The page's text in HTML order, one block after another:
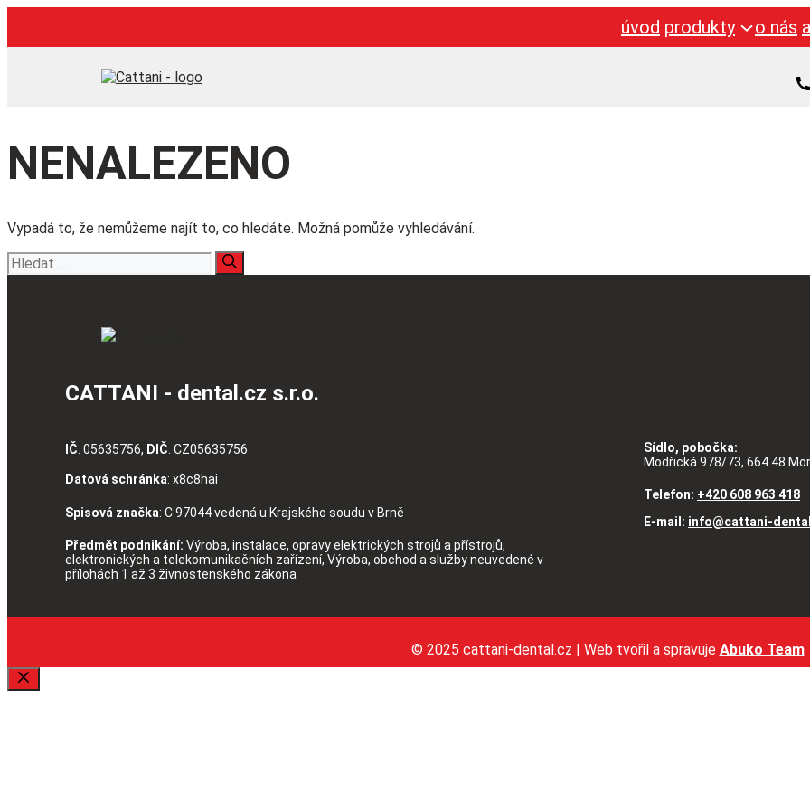
obsah
úvod produkty o nás
NENALEZENO
Vypadá to, že nemůžeme najít to, co hledáte. Možná pomůže vyhledávání.
Hledat:
CATTANI - dental.cz s.r.o.
IČ: 05635756, DIČ: CZ05635756
Datová schránka: x8c8hai
Spisová značka: C 97044 vedená u Krajského soudu v Brně
Předmět podnikání: Výroba, instalace, opravy elektrických strojů a přístrojů,
elektronických a telekomunikačních zařízení, Výroba, obchod a služby neuvedené v
přílohách 1 až 3 živnostenského zákona
Sídlo, pobočka:
Modřická 978/73, 664 48
Telefon: +420 608 963 418
E-mail: info@cattani-
© 2025 cattani-dental.cz | Web tvořil a spravuje Abuko Team
Zavřít